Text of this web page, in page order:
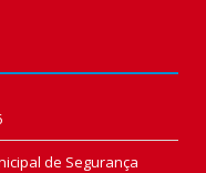
de Segurança